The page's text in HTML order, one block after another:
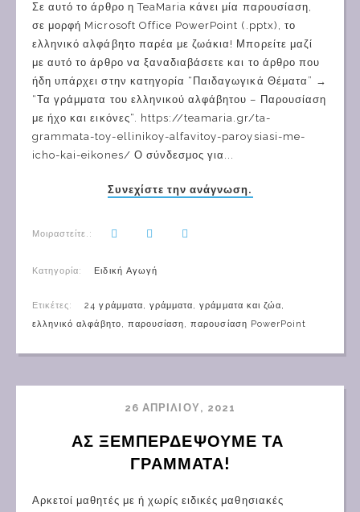
Σε αυτό το άρθρο η TeaMaria κάνει μία παρουσίαση,
σε μορφή Microsoft Office PowerPoint (.pptx), το
ελληνικό αλφάβητο παρέα με ζωάκια! Μπορείτε μαζί
με αυτό το άρθρο να ξαναδιαβάσετε και το άρθρο που
ήδη υπάρχει στην κατηγορία “Παιδαγωγικά Θέματα” →
“Τα γράμματα του ελληνικού αλφάβητου – Παρουσίαση
με ήχο και εικόνες“. https://teamaria.gr/ta-
grammata-toy-ellinikoy-alfavitoy-paroysiasi-me-
icho-kai-eikones/ Ο σύνδεσμος για...
Συνεχίστε την ανάγνωση.
Μοιραστείτε.:
Κατηγορία: Ειδική Αγωγή
Ετικέτες: 24 γράμματα, γράμματα,γράμματα και ζώα,
ελληνικό αλφάβητο, παρουσίαση,παρουσίαση PowerPoint
26 ΑΠΡΙΛΊΟΥ, 2021
ΑΣ ΞΕΜΠΕΡΔΕΨΟΥΜΕ ΤΑ
ΓΡΑΜΜΑΤΑ!
Αρκετοί μαθητές με ή χωρίς ειδικές μαθησιακές